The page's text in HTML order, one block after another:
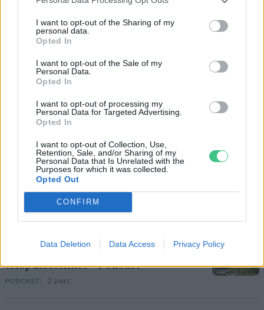
I want to opt-out of the Sharing of my
personal data.
Opted In
I want to opt-out of the Sale of my
Personal Data.
Opted In
I want to opt-out of processing my
Personal Data for Targeted Advertising.
Opted In
I want to opt-out of Collection, Use,
Retention, Sale, and/or Sharing of my
Personal Data that Is Unrelated with the
Purposes for which it was collected.
Opted Out
CONFIRM
Data Deletion Data Access Privacy Policy
Lonkay Márta
A szerző további cikkei
Nem csak növényrajongóknak! – 8
arborétum, amelyet érdemes
meglátogatni
ÉLŐ BOLYGÓNK 5 perc
Pár éven belül szivacsvárosokká
kellene alakítanunk a
településeinket – Podcast
PODCAST 2 perc